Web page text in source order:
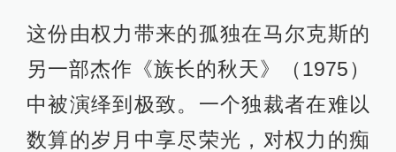
这份由权力带来的孤独在马尔克斯的
另一部杰作《族长的秋天》（1975）
中被演绎到极致。一个独裁者在难以
数算的岁月中享尽荣光，对权力的痴